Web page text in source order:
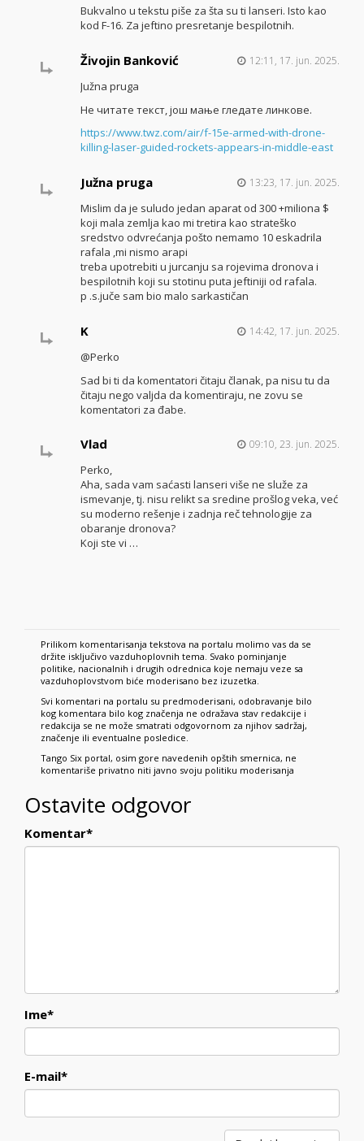
Bukvalno u tekstu piše za šta su ti lanseri. Isto kao
kod F-16. Za jeftino presretanje bespilotnih.
Živojin Banković 12:11, 17. jun. 2025.
Južna pruga
Не читате текст, још мање гледате линкове.
https://www.twz.com/air/f-15e-armed-with-drone-
killing-laser-guided-rockets-appears-in-middle-east
Južna pruga 13:23, 17. jun. 2025.
Mislim da je suludo jedan aparat od 300 +miliona $
koji mala zemlja kao mi tretira kao strateško
sredstvo odvrećanja pošto nemamo 10 eskadrila
rafala ,mi nismo arapi
treba upotrebiti u jurcanju sa rojevima dronova i
bespilotnih koji su stotinu puta jeftiniji od rafala.
p .s.juče sam bio malo sarkastičan
K 14:42, 17. jun. 2025.
@Perko
Sad bi ti da komentatori čitaju članak, pa nisu tu da
čitaju nego valjda da komentiraju, ne zovu se
komentatori za đabe.
Vlad 09:10, 23. jun. 2025.
Perko,
Aha, sada vam saćasti lanseri više ne služe za
ismevanje, tj. nisu relikt sa sredine prošlog veka, već
su moderno rešenje i zadnja reč tehnologije za
obaranje dronova?
Koji ste vi …
Prilikom komentarisanja tekstova na portalu molimo vas da se
držite isključivo vazduhoplovnih tema. Svako pominjanje
politike, nacionalnih i drugih odrednica koje nemaju veze sa
vazduhoplovstvom biće moderisano bez izuzetka.
Svi komentari na portalu su predmoderisani, odobravanje bilo
kog komentara bilo kog značenja ne odražava stav redakcije i
redakcija se ne može smatrati odgovornom za njihov sadržaj,
značenje ili eventualne posledice.
Tango Six portal, osim gore navedenih opštih smernica, ne
komentariše privatno niti javno svoju politiku moderisanja
Ostavite odgovor
Komentar*
Ime*
E-mail*